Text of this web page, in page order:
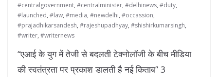
#centralgovernment, #centralminister, #delhinews, #duty,
#launched, #law, #media, #newdelhi, #occassion,
#prajadhikarsandesh, #rajeshupadhyay, #shishirkumarsingh,
#writer, #writernews
“एआई के युग में तेजी से बदलती टेक्नोलॉजी के बीच मीडिया
की स्‍वतंत्रता पर प्रकाश डालती है नई किताब” 3